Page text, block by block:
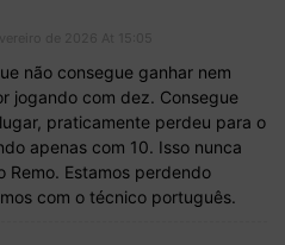
não consegue ganhar nem
jogando com dez. Consegue
praticamente perdeu para o
apenas com 10. Isso nunca
Remo. Estamos perdendo
com o técnico português.